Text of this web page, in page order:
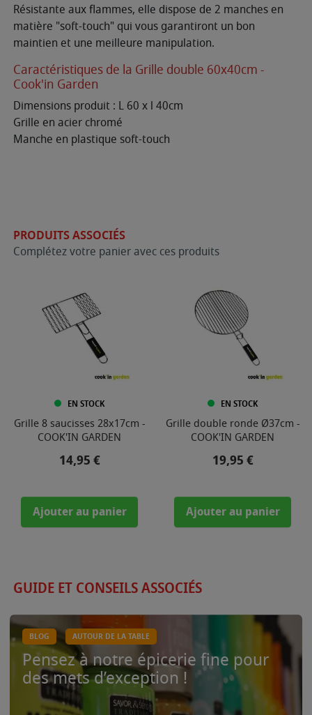
Résistante aux flammes, elle dispose de 2 manches en
matière "soft-touch" qui vous garantiront un bon
maintien et une meilleure manipulation.
Caractéristiques de la Grille double 60x40cm -
Cook'in Garden
Dimensions produit : L 60 x l 40cm
Grille en acier chromé
Manche en plastique soft-touch
PRODUITS ASSOCIÉS
Complétez votre panier avec ces produits
EN STOCK
Grille 8 saucisses 28x17cm -
COOK'IN GARDEN
Prix
14,95 €
Ajouter au panier
EN STOCK
Grille double ronde Ø37cm -
COOK'IN GARDEN
Prix
19,95 €
Ajouter au panier
GUIDE ET CONSEILS ASSOCIÉS
BLOG AUTOUR DE LA TABLE
Pensez à notre épicerie fine pour
des mets d’exception !